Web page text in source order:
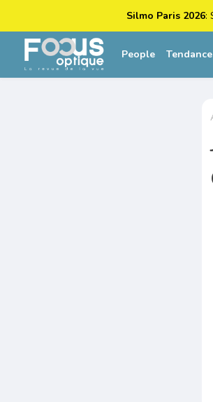
Silmo Paris 2026:
People Tendance